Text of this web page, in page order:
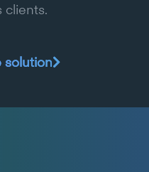
clients.
solution